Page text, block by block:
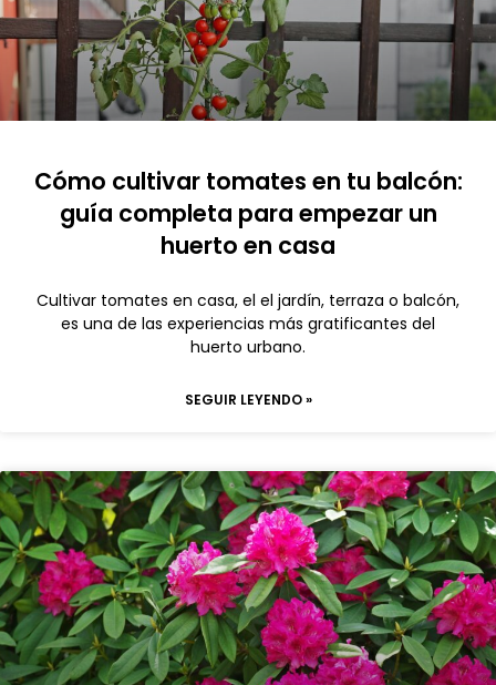
Cómo cultivar tomates en tu balcón:
guía completa para empezar un
huerto en casa
Cultivar tomates en casa, el el jardín, terraza o balcón,
es una de las experiencias más gratificantes del
huerto urbano.
SEGUIR LEYENDO »